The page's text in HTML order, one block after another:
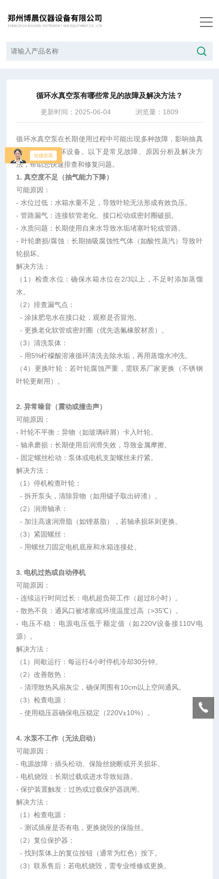
循环水真空泵有哪些常见的故障及解决方法？
更新时间：2025-06-04 浏览量：1809
循环水真空泵在长期使用过程中可能出现多种故障，影响抽真
空效率甚至损坏设备。以下是常见故障、原因分析及解决方
法，帮助您快速排查和修复问题。
1. 真空度不足（抽气能力下降）
可能原因：
- 水位过低：水箱水量不足，导致叶轮无法形成有效负压。
-管路漏气：连接软管老化、接口松动或密封圈破损。
- 水质问题：长期使用自来水导致水垢堵塞叶轮或管路。
- 叶轮磨损/腐蚀：长期抽吸腐蚀性气体（如酸性蒸汽）导致叶
轮损坏。
解决方法：
（1） 检查水位：确保水箱水位在2/3以上，不足时添加蒸馏
水。
（2）排查漏气点：
-涂抹肥皂水在接口处，观察是否冒泡。
-更换老化软管或密封圈（优先选氟橡胶材质）。
（3）清洗泵体：
- 用5%柠檬酸溶液循环清洗去除水垢，再用蒸馏水冲洗。
（4） 更换叶轮：若叶轮腐蚀严重，需联系厂家更换（不锈钢
叶轮更耐用）。
2.异常噪音（震动或撞击声）
可能原因：
-叶轮不平衡：异物（如玻璃碎屑）卡入叶轮。
-轴承磨损：长期使用后润滑失效，导致金属摩擦。
- 固定螺丝松动：泵体或电机支架螺丝未拧紧。
解决方法：
（1）停机检查叶轮：
-拆开泵头，清除异物（如用镊子取出碎渣）。
（2）润滑轴承：
- 加注高速润滑脂（如锂基脂），若轴承损坏则更换。
（3） 紧固螺丝：
- 用螺丝刀固定电机底座和水箱连接处。
3. 电机过热或自动停机
可能原因：
-连续运行时间过长：电机超负荷工作（超过8小时）。
-散热不良：通风口被堵塞或环境温度过高（>35℃）。
- 电压不稳：电源电压低于额定值（如 220V设备接110V电
源）。
解决方法：
（1） 间歇运行：每运行4小时停机冷却30分钟。
（2）改善散热：
-清理散热风扇灰尘，确保周围有10cm以上空间通风。
（3）检查电源：
-使用稳压器确保电压稳定（220V±10%）。
4. 水泵不工作（无法启动）
可能原因：
- 电源故障：插头松动、保险丝烧断或开关损坏。
- 电机烧毁：长期过载或进水导致短路。
-保护装置触发：过热或过载保护器跳闸。
解决方法：
（1）检查电源：
-测试插座是否有电，更换烧毁的保险丝。
（2）复位保护器：
-找到泵体上的复位按钮（通常为红色）按下。
（3）联系售后：若电机烧毁，需专业维修或更换。